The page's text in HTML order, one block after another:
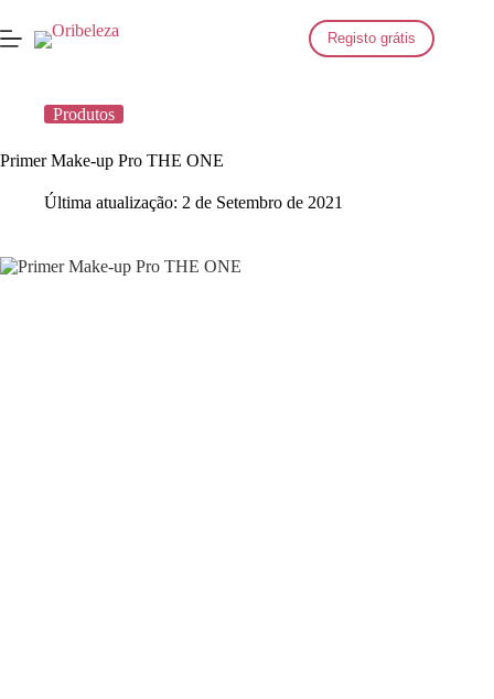
para
o
Registo grátis
Produtos
Primer Make-up Pro THE ONE
Última atualização: 2 de Setembro de 2021